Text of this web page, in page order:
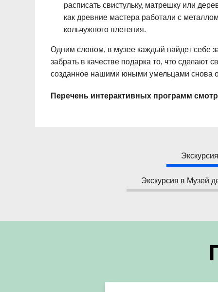
расписать свистульку, матрешку или
как древние мастера работали с
кольчужного плетения.
Одним словом, в музее каждый найдет себе
забрать в качестве подарка то, что сделают
созданное нашими юными умельцами снова
Перечень интерактивных программ
Экскурсия в Музей